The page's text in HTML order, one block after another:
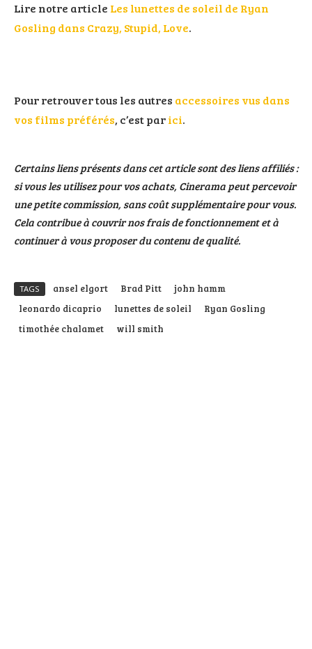
Lire notre article Les lunettes de soleil de Ryan
Gosling dans Crazy, Stupid, Love.
Pour retrouver tous les autres accessoires vus dans
vos films préférés, c’est parici.
Certains liens présents dans cet article sont des liens affiliés :
si vous les utilisez pour vos achats, Cinerama peut percevoir
une petite commission, sans coût supplémentaire pour vous.
Cela contribue à couvrir nos frais de fonctionnement et à
continuer à vous proposer du contenu de qualité.
TAGS ansel elgort Brad Pitt
john hamm
leonardo dicaprio
lunettes de soleil
Ryan Gosling
timothée chalamet
will smith